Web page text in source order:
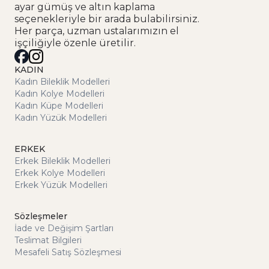
ayar gümüş ve altın kaplama
seçenekleriyle bir arada bulabilirsiniz.
Her parça, uzman ustalarımızın el
işçiliğiyle özenle üretilir.
KADIN
Kadın Bileklik Modelleri
Kadın Kolye Modelleri
Kadın Küpe Modelleri
Kadın Yüzük Modelleri
ERKEK
Erkek Bileklik Modelleri
Erkek Kolye Modelleri
Erkek Yüzük Modelleri
Sözleşmeler
İade ve Değişim Şartları
Teslimat Bilgileri
Mesafeli Satış Sözleşmesi